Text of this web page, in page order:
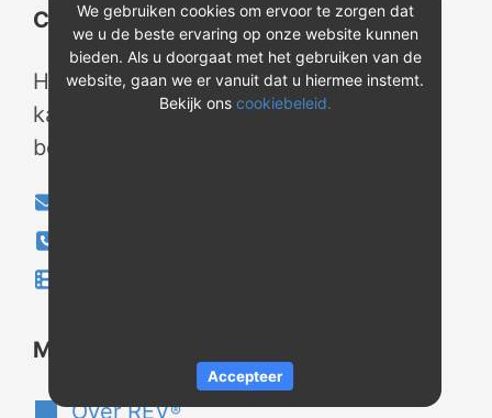
Contact
Heeft u vragen? Neem tijdens
kantooruren contact met ons op of
bekijk onze instructievideo's.
Meer over REV
Over REV®
We gebruiken cookies om ervoor te zorgen dat
we u de beste ervaring op onze website kunnen
bieden. Als u doorgaat met het gebruiken van de
website, gaan we er vanuit dat u hiermee instemt.
Bekijk ons cookiebeleid.
Accepteer